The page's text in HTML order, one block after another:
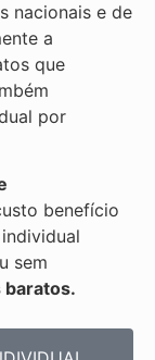
nacionais e de
a
que
por
benefício
sem
baratos.